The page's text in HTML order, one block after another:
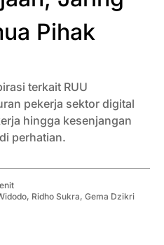
Pihak
terkait RUU
pekerja sektor digital
hingga kesenjangan
perhatian.
, Ridho Sukra,Gema Dzikri